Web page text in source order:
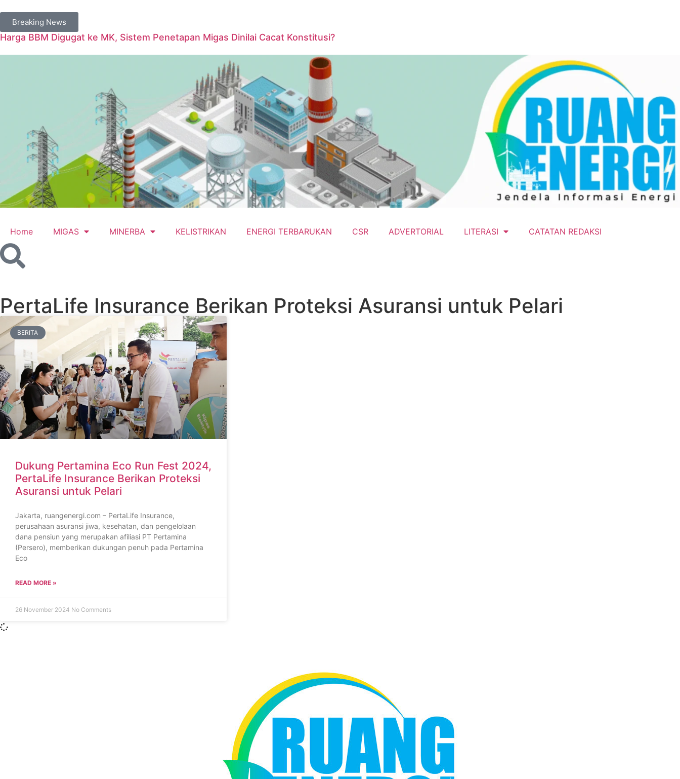
Breaking News
Harga BBM Digugat ke MK, Sistem Penetapan Migas Dinilai Cacat Konstitusi?
Home MIGAS MINERBA KELISTRIKAN ENERGI TERBARUKAN CSR ADVERTORIAL LITERASI CATATAN REDAKSI
PertaLife Insurance Berikan Proteksi Asuransi untuk Pelari
BERITA
Dukung Pertamina Eco Run Fest 2024,
PertaLife Insurance Berikan Proteksi
Asuransi untuk Pelari
Jakarta, ruangenergi.com – PertaLife Insurance,
perusahaan asuransi jiwa, kesehatan, dan pengelolaan
dana pensiun yang merupakan afiliasi PT Pertamina
(Persero), memberikan dukungan penuh pada Pertamina
Eco
READ MORE »
26 November 2024 No Comments